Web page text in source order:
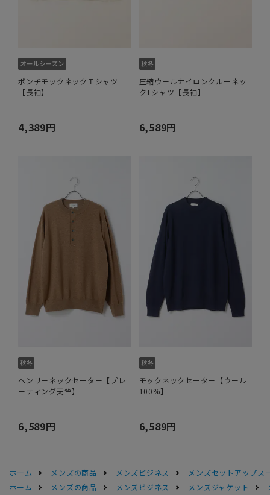
ポンチモックネックＴシャツ
【長袖】
4,389円
圧縮ウールナイロンクルーネッ
クTシャツ【長袖】
6,589円
ヘンリーネックセーター【プレ
ーティング天竺】
6,589円
モックネックセーター【ウール
100%】
6,589円
ホーム メンズの商品 メンズビジネス
メンズセットアップス
ホーム
メンズの商品 メンズビジネス メンズジャケット